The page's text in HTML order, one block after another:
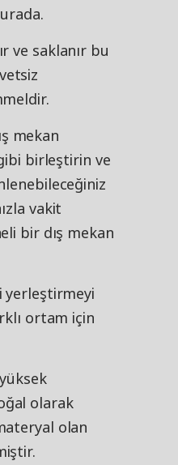
ve saklanır bu
mekan
birleştirin ve
vakit
bir dış mekan
yerleştirmeyi
ortam için
olarak
olan